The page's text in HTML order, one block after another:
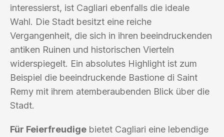
interessierst, ist Cagliari ebenfalls die ideale
Wahl. Die Stadt besitzt eine reiche
Vergangenheit, die sich in ihren beeindruckenden
antiken Ruinen und historischen Vierteln
widerspiegelt. Ein absolutes Highlight ist zum
Beispiel die beeindruckende Bastione di Saint
Remy mit ihrem atemberaubenden Blick über die
Stadt.
Für Feierfreudige bietet Cagliari eine lebendige